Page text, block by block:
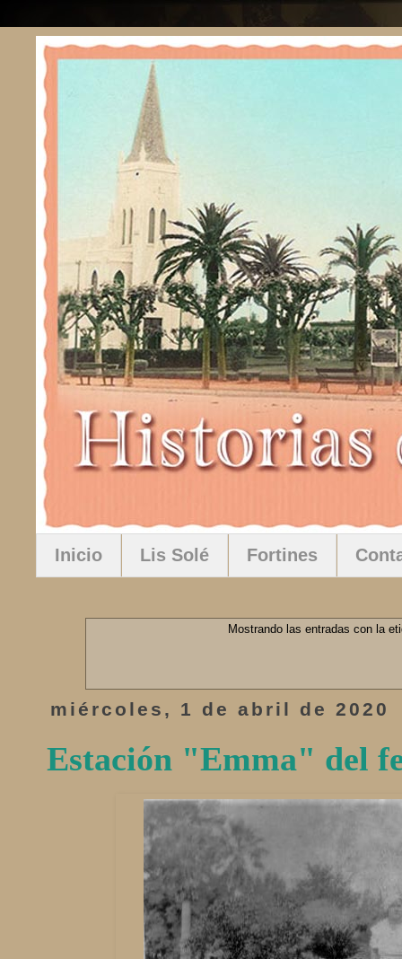
Inicio Lis Solé Fortines
Mostrando las entradas con la
miércoles, 1 de abril de 2020
Estación "Emma" del